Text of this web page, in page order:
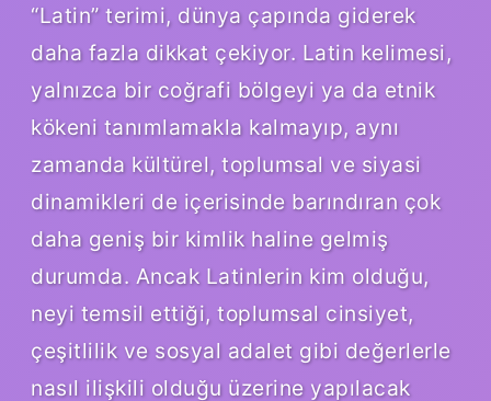
“Latin” terimi, dünya çapında giderek
daha fazla dikkat çekiyor. Latin kelimesi,
yalnızca bir coğrafi bölgeyi ya da etnik
kökeni tanımlamakla kalmayıp, aynı
zamanda kültürel, toplumsal ve siyasi
dinamikleri de içerisinde barındıran çok
daha geniş bir kimlik haline gelmiş
durumda. Ancak Latinlerin kim olduğu,
neyi temsil ettiği, toplumsal cinsiyet,
çeşitlilik ve sosyal adalet gibi değerlerle
nasıl ilişkili olduğu üzerine yapılacak